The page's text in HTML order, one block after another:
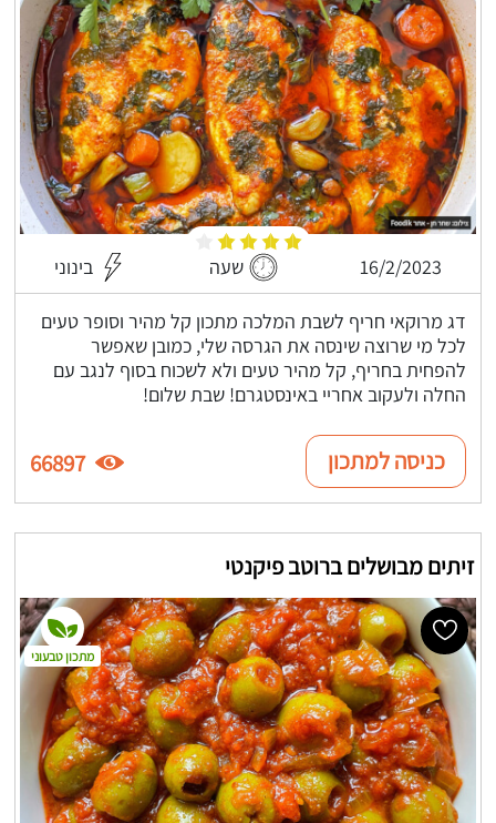
16/2/2023 שעה בינוני
דג מרוקאי חריף לשבת המלכה מתכון קל מהיר וסופר טעים
לכל מי שרוצה שינסה את הגרסה שלי, כמובן שאפשר
להפחית בחריף, קל מהיר טעים ולא לשכוח בסוף לנגב עם
החלה ולעקוב אחריי באינסטגרם! שבת שלום!
כניסה למתכון 66897
זיתים מבושלים ברוטב פיקנטי
מתכון טבעוני